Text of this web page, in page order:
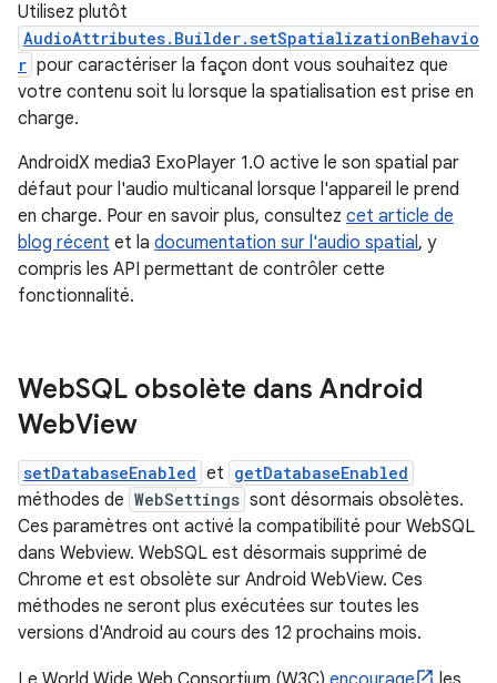
Utilisez plutôt
AudioAttributes.Builder.setSpatializationBehavio
r pour caractériser la façon dont vous souhaitez que
votre contenu soit lu lorsque la spatialisation est prise en
charge.
AndroidX media3 ExoPlayer 1.0 active le son spatial par
défaut pour l'audio multicanal lorsque l'appareil le prend
en charge. Pour en savoir plus, consultez cet article de
blog récent et la documentation sur l'audio spatial, y
compris les API permettant de contrôler cette
fonctionnalité.
WebSQL obsolète dans Android
WebView
setDatabaseEnabled et getDatabaseEnabled
méthodes de WebSettings sont désormais obsolètes.
Ces paramètres ont activé la compatibilité pour WebSQL
dans Webview. WebSQL est désormais supprimé de
Chrome et est obsolète sur Android WebView. Ces
méthodes ne seront plus exécutées sur toutes les
versions d'Android au cours des 12 prochains mois.